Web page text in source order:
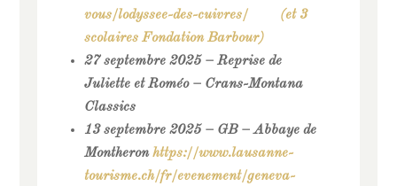
vous/lodyssee-des-cuivres/(et 3
scolaires Fondation Barbour)
27 septembre 2025 – Reprise de
Juliette et Roméo – Crans-Montana
Classics
13 septembre 2025 – GB – Abbaye de
Montheronhttps://www.lausanne-
tourisme.ch/fr/evenement/geneva-